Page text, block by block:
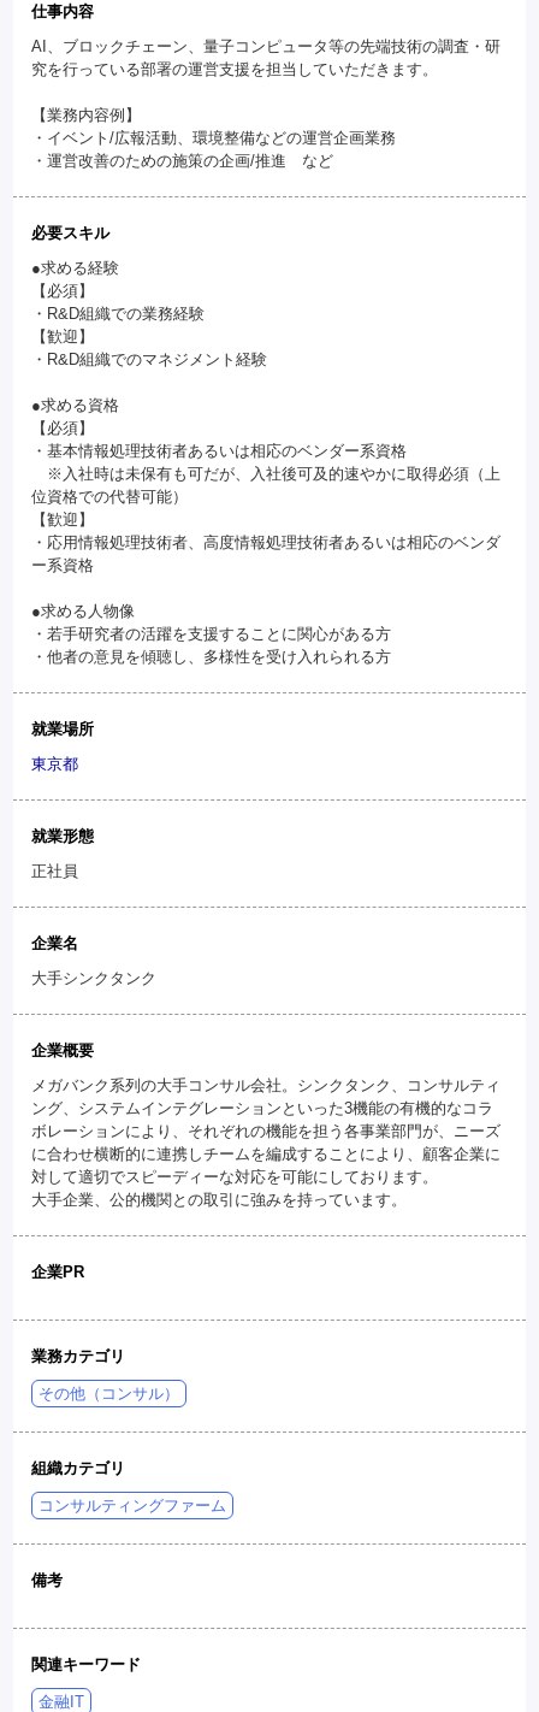
仕事内容
AI、ブロックチェーン、量子コンピュータ等の先端技術の調査・研
究を行っている部署の運営支援を担当していただきます。
【業務内容例】
・イベント/広報活動、環境整備などの運営企画業務
・運営改善のための施策の企画/推進 など
必要スキル
●求める経験
【必須】
・R&D組織での業務経験
【歓迎】
・R&D組織でのマネジメント経験
●求める資格
【必須】
・基本情報処理技術者あるいは相応のベンダー系資格
※入社時は未保有も可だが、入社後可及的速やかに取得必須（上
位資格での代替可能）
【歓迎】
・応用情報処理技術者、高度情報処理技術者あるいは相応のベンダ
ー系資格
●求める人物像
・若手研究者の活躍を支援することに関心がある方
・他者の意見を傾聴し、多様性を受け入れられる方
就業場所
東京都
就業形態
正社員
企業名
大手シンクタンク
企業概要
メガバンク系列の大手コンサル会社。シンクタンク、コンサルティ
ング、システムインテグレーションといった3機能の有機的なコラ
ボレーションにより、それぞれの機能を担う各事業部門が、ニーズ
に合わせ横断的に連携しチームを編成することにより、顧客企業に
対して適切でスピーディーな対応を可能にしております。
大手企業、公的機関との取引に強みを持っています。
企業PR
業務カテゴリ
その他（コンサル）
組織カテゴリ
コンサルティングファーム
備考
関連キーワード
金融IT